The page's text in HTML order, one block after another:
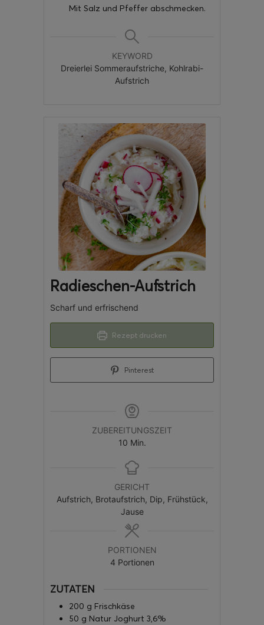
Mit Salz und Pfeffer abschmecken.
KEYWORD
Dreierlei Sommeraufstriche, Kohlrabi-
Aufstrich
Radieschen-Aufstrich
Scharf und erfrischend
Rezept drucken
Pinterest
ZUBEREITUNGSZEIT
10 Min.
GERICHT
Aufstrich, Brotaufstrich, Dip, Frühstück,
Jause
PORTIONEN
4 Portionen
ZUTATEN
200 g Frischkäse
50 g Natur Joghurt 3,6%